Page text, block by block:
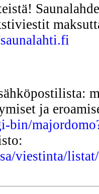
ja
bin/
viestinta/